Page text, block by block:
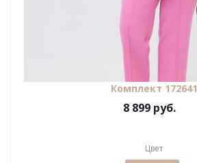
Комплект 172641
8 899 руб.
Цвет